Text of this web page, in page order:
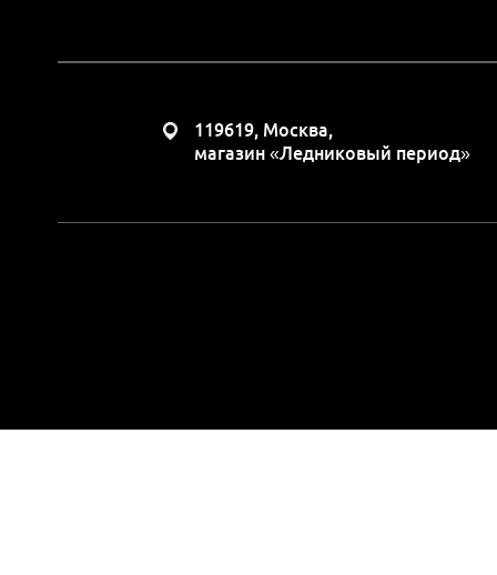
119619, Москва,
магазин «Ледниковый период»